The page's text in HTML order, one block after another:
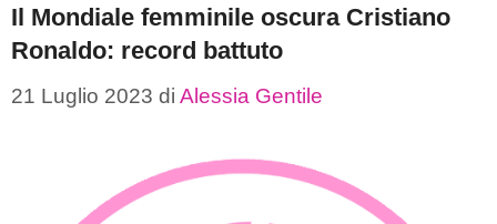
Il Mondiale femminile oscura Cristiano
Ronaldo: record battuto
21 Luglio 2023 di Alessia Gentile